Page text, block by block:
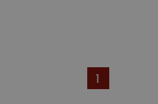
1